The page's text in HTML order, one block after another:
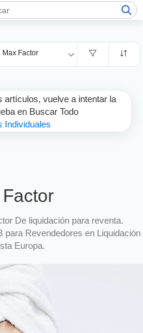
Max Factor
artículos, vuelve a intentar la
en Buscar Todo
Individuales
De liquidación para reventa.
Revendedores en Liquidación
Europa.